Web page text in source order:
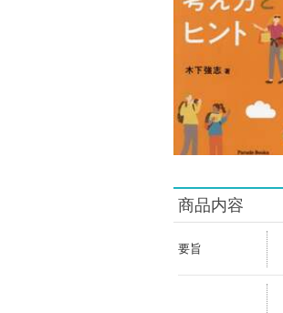
商品内容
要旨